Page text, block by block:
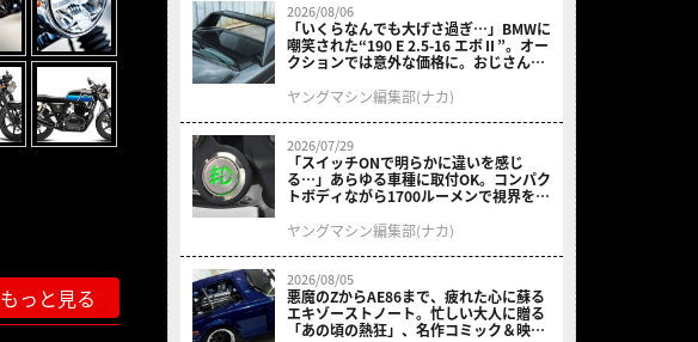
もっと見る
2026/08/06
「いくらなんでも大げさ過ぎ…」BMWに
嘲笑された“190 E 2.5-16 エボⅡ”。オー
クションでは意外な価格に。おじさん達
ヤングマシン編集部(ナカ)
2026/07/29
「スイッチONで明らかに違いを感じ
る…」あらゆる車種に取付OK。コンパク
トボディながら1700ルーメンで視界を確
ニット プレシャスレイ スモール］
ヤングマシン編集部(ナカ)
2026/08/05
悪魔のZからAE86まで、疲れた心に蘇る
エキゾーストノート。忙しい大人に贈る
「あの頃の熱狂」、名作コミック＆映画